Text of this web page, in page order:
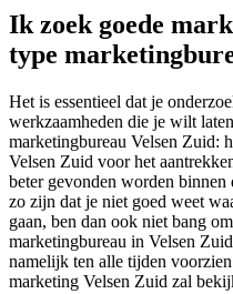
Ik zoek goede
type
Het is essentieel dat je
werkzaamheden die je wilt
marketingbureau Velsen Zuid:
Velsen Zuid voor het
beter gevonden worden
zo zijn dat je niet goed weet
gaan, ben dan ook niet bang
marketingbureau in Velsen
namelijk ten alle tijden
marketing Velsen Zuid zal